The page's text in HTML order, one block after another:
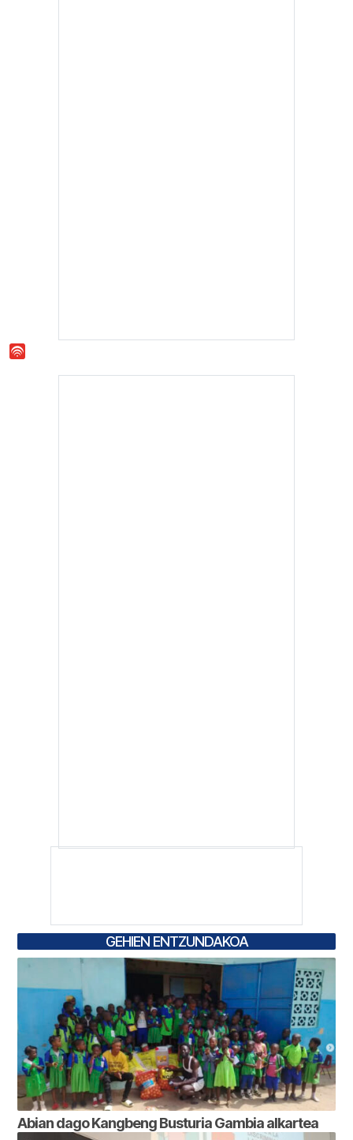
GEHIEN ENTZUNDAKOA
Abian dago Kangbeng Busturia Gambia alkartea